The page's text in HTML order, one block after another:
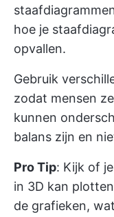
hoe je
opvallen.
Gebruik
zodat mensen
kunnen
balans zijn en
Pro Tip: Kijk of
in 3D kan
de grafieken,